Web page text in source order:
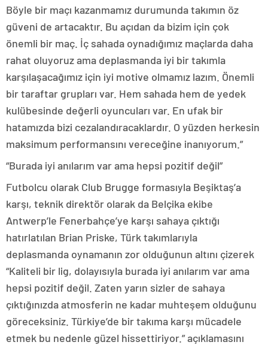
Böyle bir maçı kazanmamız durumunda takımın öz
güveni de artacaktır. Bu açıdan da bizim için çok
önemli bir maç. İç sahada oynadığımız maçlarda daha
rahat oluyoruz ama deplasmanda iyi bir takımla
karşılaşacağımız için iyi motive olmamız lazım. Önemli
bir taraftar grupları var. Hem sahada hem de yedek
kulübesinde değerli oyuncuları var. En ufak bir
hatamızda bizi cezalandıracaklardır. O yüzden herkesin
maksimum performansını vereceğine inanıyorum.”
“Burada iyi anılarım var ama hepsi pozitif değil”
Futbolcu olarak Club Brugge formasıyla Beşiktaş’a
karşı, teknik direktör olarak da Belçika ekibe
Antwerp’le Fenerbahçe’ye karşı sahaya çıktığı
hatırlatılan Brian Priske, Türk takımlarıyla
deplasmanda oynamanın zor olduğunun altını çizerek
“Kaliteli bir lig, dolayısıyla burada iyi anılarım var ama
hepsi pozitif değil. Zaten yarın sizler de sahaya
çıktığınızda atmosferin ne kadar muhteşem olduğunu
göreceksiniz. Türkiye’de bir takıma karşı mücadele
etmek bu nedenle güzel hissettiriyor.” açıklamasını